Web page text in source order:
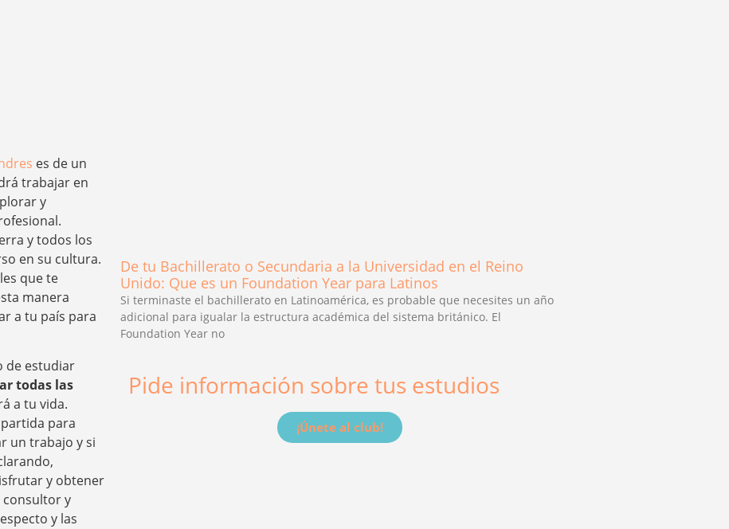
es de un
trabajar en
y
y todos los
en su cultura.
que te
manera
a tu país para
de estudiar
todas las
a tu vida.
para
un trabajo y si
y obtener
y
y las
De tu Bachillerato o Secundaria a la Universidad en el Reino
Unido: Que es un Foundation Year para Latinos
Si terminaste el bachillerato en Latinoamérica, es probable que necesites un año
adicional para igualar la estructura académica del sistema británico. El
Foundation Year no
Pide información sobre tus estudios
¡Únete al club!